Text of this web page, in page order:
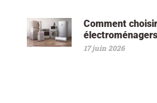
Comment
17 juin 2026